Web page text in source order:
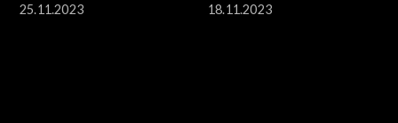
25.11.2023
18.11.2023